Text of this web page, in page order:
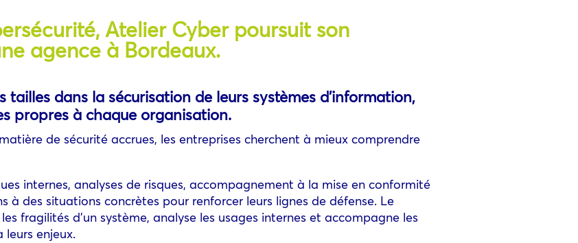
Atelier Cyber poursuit son
agence à Bordeaux.
dans la sécurisation de leurs systèmes d’information,
propres à chaque organisation.
de sécurité accrues, les entreprises cherchent à mieux comprendre
internes, analyses de risques, accompagnement à la mise en conformité
des situations concrètes pour renforcer leurs lignes de défense. Le
fragilités d’un système, analyse les usages internes et accompagne les
enjeux.